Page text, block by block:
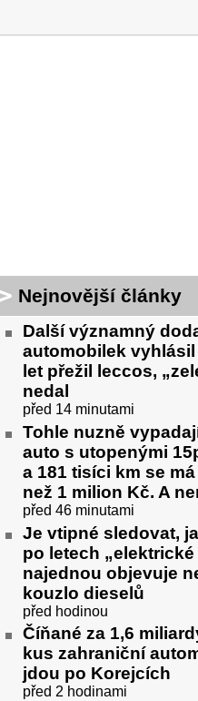
Nejnovější články
Další významný
automobilek vyhlásil
let přežil leccos,
nedal
před 14 minutami
Tohle nuzně
auto s utopenými
a 181 tisíci km se
než 1 milion Kč. A
před 46 minutami
Je vtipné sledovat,
po letech
najednou objevuje
kouzlo dieselů
před hodinou
Číňané za 1,6
kus zahraniční
jdou po Korejcích
před 2 hodinami